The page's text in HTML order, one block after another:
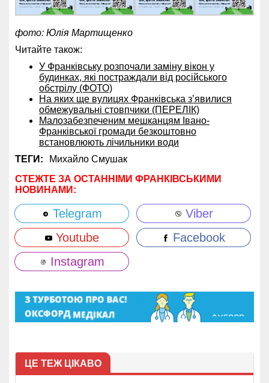
фото: Юлія Мартищенко
Читайте також:
У Франківську розпочали заміну вікон у
будинках, які постраждали від російського
обстрілу (ФОТО)
На яких ще вулицях Франківська зʼявилися
обмежувальні стовпчики (ПЕРЕЛІК)
Малозабезпеченим мешканцям Івано-
Франківської громади безкоштовно
встановлюють лічильники води
ТЕГИ:
Михайло Смушак
СТЕЖТЕ ЗА ОСТАННІМИ ФРАНКІВСЬКИМИ
НОВИНАМИ:
Telegram
Viber
Youtube
Facebook
Instagram
ЦЕ ТЕЖ ЦІКАВО